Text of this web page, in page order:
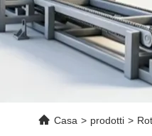
Casa > prodotti >